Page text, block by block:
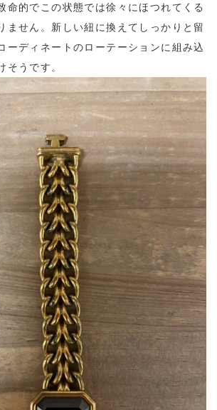
命的でこの状態では徐々にほつれてくる
ません。新しい紐に換えてしっかりと留
ーディネートのローテーションに組み込
そうです。